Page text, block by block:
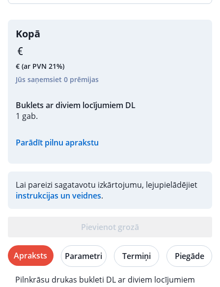
Kopā
€ (ar PVN 21%)
Jūs saņemsiet 0 prēmijas
Buklets ar diviem locījumiem DL
1 gab.
Parādīt pilnu aprakstu
Lai pareizi sagatavotu izkārtojumu, lejupielādējiet
instrukcijas un veidnes.
Pievienot grozā
Apraksts Parametri Termiņi Piegāde
Pilnkrāsu drukas bukleti DL ar diviem locījumiem